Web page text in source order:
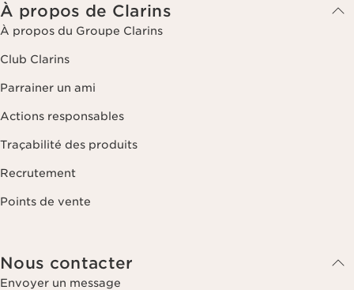
À propos de Clarins
À propos du Groupe Clarins
Club Clarins
Parrainer un ami
Actions responsables
Traçabilité des produits
Recrutement
Points de vente
Nous contacter
Envoyer un message